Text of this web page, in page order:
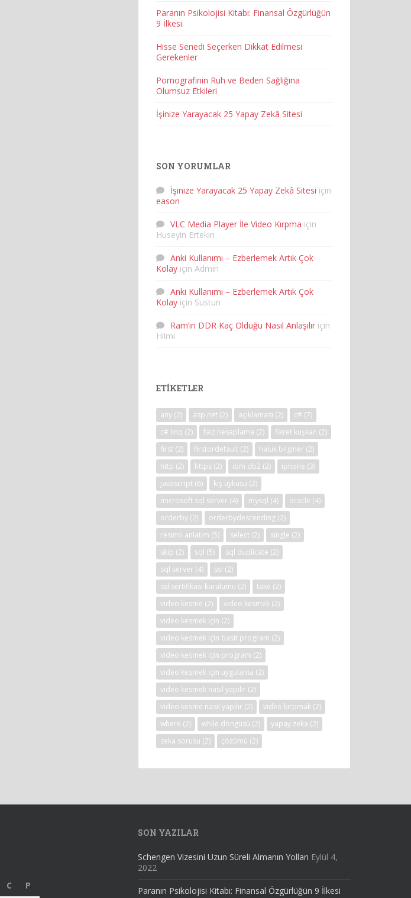
Paranın Psikolojisi Kitabı: Finansal Özgürlüğün
9 İlkesi
Hisse Senedi Seçerken Dikkat Edilmesi
Gerekenler
Pornografinin Ruh ve Beden Sağlığına
Olumsuz Etkileri
İşinize Yarayacak 25 Yapay Zekâ Sitesi
SON YORUMLAR
İşinize Yarayacak 25 Yapay Zekâ Sitesi için
eason
VLC Media Player İle Video Kırpma için
Huseyin Ertekin
Anki Kullanımı – Ezberlemek Artık Çok
Kolay için Admin
Anki Kullanımı – Ezberlemek Artık Çok
Kolay için Sustun
Ram’in DDR Kaç Olduğu Nasıl Anlaşılır için
Hilmi
ETIKETLER
any (2) asp.net (2) açıklaması (2) c# (7)
c# linq (2) faiz hesaplama (2) fikret kuşkan (2)
first (2) firstordefault (2) haluk bilginer (2)
http (2) https (2) ibm db2 (2) iphone (3)
javascript (6) kış uykusu (2)
microsoft sql server (4) mysql (4) oracle (4)
orderby (2) orderbydescending (2)
resimli anlatım (5) select (2) single (2)
skip (2) sql (5) sql duplicate (2)
sql server (4) ssl (2)
ssl sertifikası kurulumu (2) take (2)
video kesme (2) video kesmek (2)
video kesmek için (2)
video kesmek için basit program (2)
video kesmek için program (2)
video kesmek için uygulama (2)
video kesmek nasıl yapılır (2)
video kesme nasıl yapılır (2) video kırpmak (2)
where (2) while döngüsü (2) yapay zeka (2)
zeka sorusu (2) çözümü (2)
C P
SON YAZILAR
Schengen Vizesini Uzun Süreli Almanın Yolları Eylül 4,
2022
Paranın Psikolojisi Kitabı: Finansal Özgürlüğün 9 İlkesi